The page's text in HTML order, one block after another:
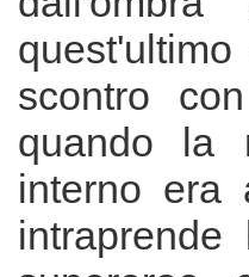
scontro
quando la
interno era